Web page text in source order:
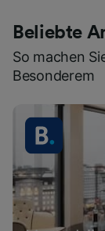
Beliebte
So machen
Besonderem